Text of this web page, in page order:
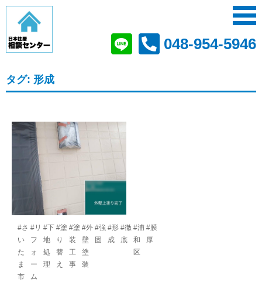
048-954-5946
タグ: 形成
#さ
い
た
ま
市
#リ
フ
ォ
ー
ム
#下
地
処
理
#塗
り
替
え
#塗
装
工
事
#外
壁
塗
装
#強
固
#形
成
#徹
底
#浦
和
区
#膜
厚